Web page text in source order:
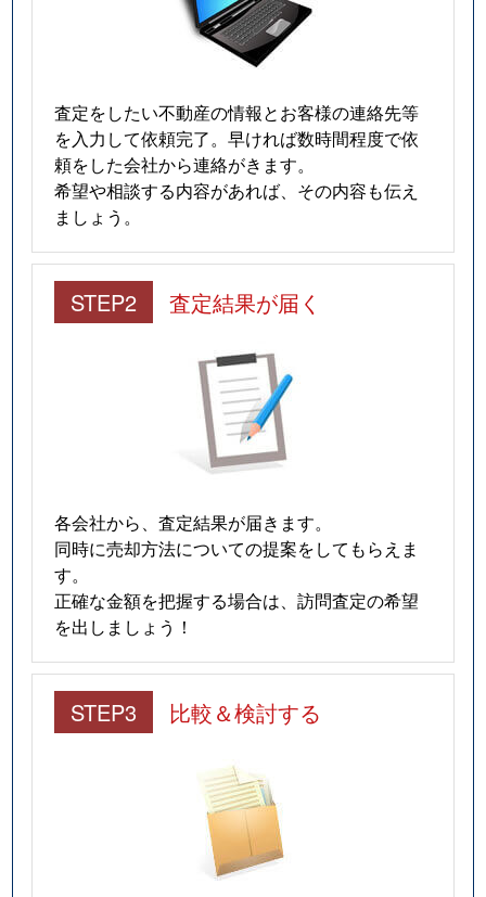
査定をしたい不動産の情報とお客様の連絡先等
を入力して依頼完了。早ければ数時間程度で依
頼をした会社から連絡がきます。
希望や相談する内容があれば、その内容も伝え
ましょう。
STEP2 査定結果が届く
各会社から、査定結果が届きます。
同時に売却方法についての提案をしてもらえま
す。
正確な金額を把握する場合は、訪問査定の希望
を出しましょう！
STEP3 比較＆検討する